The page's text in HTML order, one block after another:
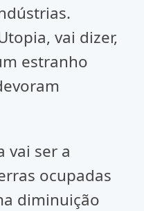
vai dizer,
estranho
vai ser a
ocupadas
diminuição